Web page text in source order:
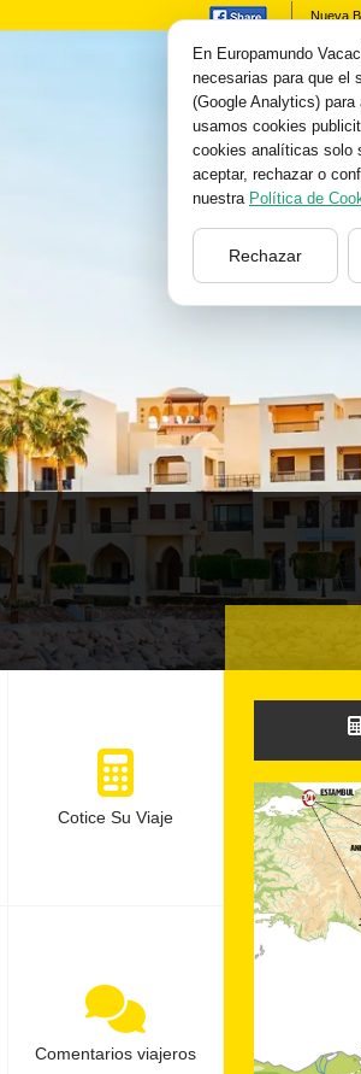
Nueva
Cotice Su Viaje
Comentarios viajeros
En Europamundo
necesarias para que el
(Google Analytics)
usamos cookies
cookies analíticas solo
aceptar, rechazar o
nuestra Política de
Rechazar